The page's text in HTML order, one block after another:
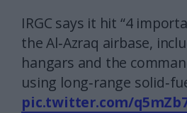
IRGC says it hit “4
the Al‑Azraq airbase,
hangars and the
using long‑range
pic.twitter.com/